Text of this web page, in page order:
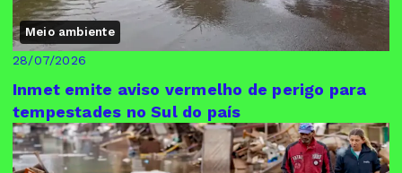
Meio ambiente
28/07/2026
Inmet emite aviso vermelho de perigo para
tempestades no Sul do país